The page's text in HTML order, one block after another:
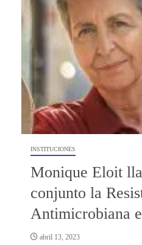
INSTITUCIONES
Monique Eloit
conjunto la
Antimicrobiana
abril 13, 2023